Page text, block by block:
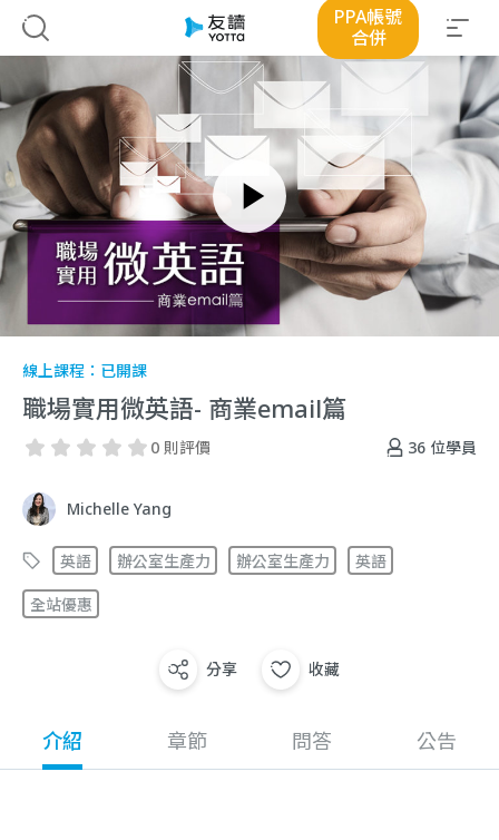
PPA帳號
合併
線上課程： 已開課
職場實用微英語- 商業email篇
36 位學員
0 則評價
Michelle Yang
英語 辦公室生產力 辦公室生產力 英語
全站優惠
分享 收藏
介紹 章節 問答 公告